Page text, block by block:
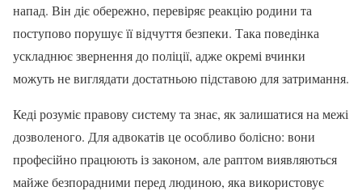
напад. Він діє обережно, перевіряє реакцію родини та
поступово порушує її відчуття безпеки. Така поведінка
ускладнює звернення до поліції, адже окремі вчинки
можуть не виглядати достатньою підставою для затримання.
Кеді розуміє правову систему та знає, як залишатися на межі
дозволеного. Для адвокатів це особливо болісно: вони
професійно працюють із законом, але раптом виявляються
майже безпорадними перед людиною, яка використовує